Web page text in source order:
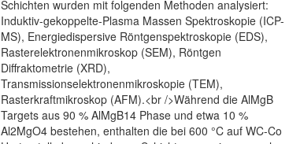
Schichten wurden mit folgenden Methoden analysiert:
Induktiv-gekoppelte-Plasma Massen Spektroskopie (ICP-
MS), Energiedispersive Röntgenspektroskopie (EDS),
Rasterelektronenmikroskop (SEM), Röntgen
Diffraktometrie (XRD),
Transmissionselektronenmikroskopie (TEM),
Rasterkraftmikroskop (AFM).<br />Während die AlMgB
Targets aus 90 % AlMgB14 Phase und etwa 10 %
Al2MgO4 bestehen, enthalten die bei 600 °C auf WC-Co